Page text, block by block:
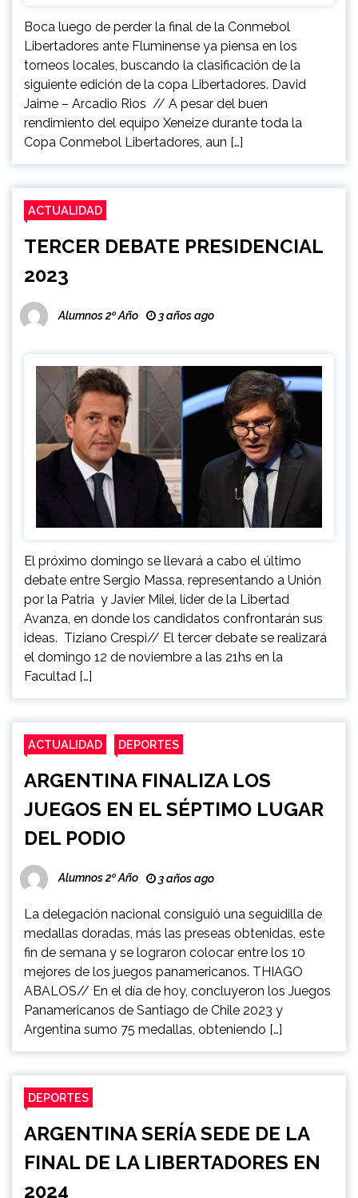
Boca luego de perder la final de la Conmebol
Libertadores ante Fluminense ya piensa en los
torneos locales, buscando la clasificación de la
siguiente edición de la copa Libertadores. David
Jaime – Arcadio Rios // A pesar del buen
rendimiento del equipo Xeneize durante toda la
Copa Conmebol Libertadores, aun […]
ACTUALIDAD
TERCER DEBATE PRESIDENCIAL
2023
Alumnos 2º Año 3 años ago
El próximo domingo se llevará a cabo el último
debate entre Sergio Massa, representando a Unión
por la Patria y Javier Milei, líder de la Libertad
Avanza, en donde los candidatos confrontarán sus
ideas. Tiziano Crespi// El tercer debate se realizará
el domingo 12 de noviembre a las 21hs en la
Facultad […]
ACTUALIDAD DEPORTES
ARGENTINA FINALIZA LOS
JUEGOS EN EL SÉPTIMO LUGAR
DEL PODIO
Alumnos 2º Año 3 años ago
La delegación nacional consiguió una seguidilla de
medallas doradas, más las preseas obtenidas, este
fin de semana y se lograron colocar entre los 10
mejores de los juegos panamericanos. THIAGO
ABALOS// En el día de hoy, concluyeron los Juegos
Panamericanos de Santiago de Chile 2023 y
Argentina sumo 75 medallas, obteniendo […]
DEPORTES
ARGENTINA SERÍA SEDE DE LA
FINAL DE LA LIBERTADORES EN
2024